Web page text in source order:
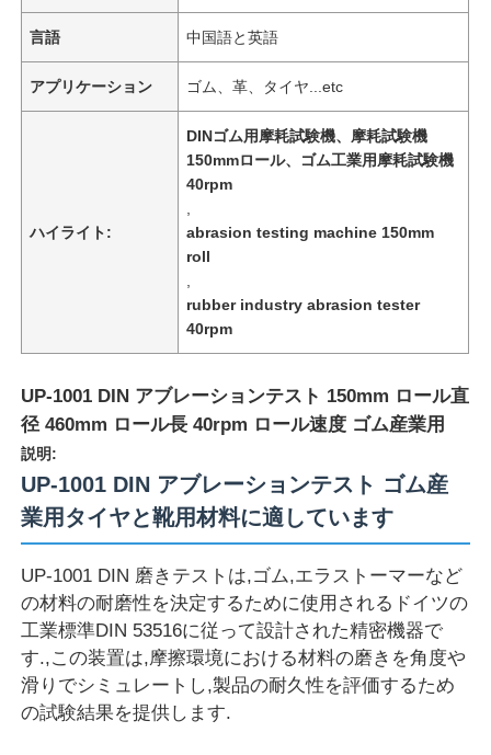
ホーム
製品
言語 中国語と英語
アプリケーション ゴム、革、タイヤ...etc
ハイライト:
DINゴム用摩耗試験機、摩耗試験機
150mmロール、ゴム工業用摩耗試験機
40rpm
abrasion testing machine 150mm
roll
rubber industry abrasion tester
40rpm
UP-1001 DIN アブレーションテスト 150mm ロール直
径 460mm ロール長 40rpm ロール速度 ゴム産業用
説明:
UP-1001 DIN アブレーションテスト ゴム産
業用タイヤと靴用材料に適しています
UP-1001 DIN 磨きテストは,ゴム,エラストーマーなど
の材料の耐磨性を決定するために使用されるドイツの
工業標準DIN 53516に従って設計された精密機器で
す.,この装置は,摩擦環境における材料の磨きを角度や
滑りでシミュレートし,製品の耐久性を評価するため
の試験結果を提供します.